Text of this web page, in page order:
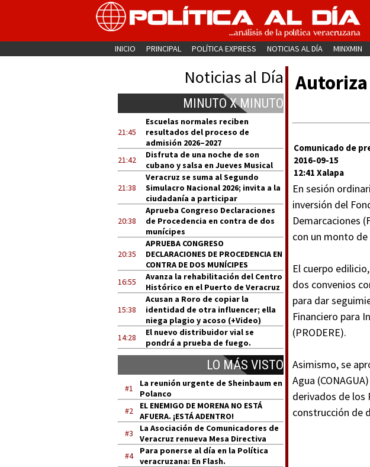
INICIO PRINCIPAL POLÍTICA EXPRESS NOTICIAS AL DÍA MINXMIN
Noticias al Día
MINUTO X MINUTO
21:45
Escuelas normales reciben
resultados del proceso de
admisión 2026–2027
21:42
Disfruta de una noche de son
cubano y salsa en Jueves Musical
21:38
Veracruz se suma al Segundo
Simulacro Nacional 2026; invita a la
ciudadanía a participar
20:38
Aprueba Congreso Declaraciones
de Procedencia en contra de dos
munícipes
20:35
APRUEBA CONGRESO
DECLARACIONES DE PROCEDENCIA EN
CONTRA DE DOS MUNÍCIPES
16:55
Avanza la rehabilitación del Centro
Histórico en el Puerto de Veracruz
15:38
Acusan a Roro de copiar la
identidad de otra influencer; ella
niega plagio y acoso (+Video)
14:28
El nuevo distribuidor vial se
pondrá a prueba de fuego.
LO MÁS VISTO
#1
La reunión urgente de Sheinbaum en
Polanco
#2
EL ENEMIGO DE MORENA NO ESTÁ
AFUERA. ¡ESTÁ ADENTRO!
#3
La Asociación de Comunicadores de
Veracruz renueva Mesa Directiva
#4
Para ponerse al día en la Política
veracruzana: En Flash.
Comunicado de
2016-09-15
12:41 Xalapa
En sesión
inversión del
Demarcaciones
con un monto
El cuerpo
dos convenios
para dar
Financiero para
(PRODERE).
Asimismo, se
Agua
derivados de los
construcción de